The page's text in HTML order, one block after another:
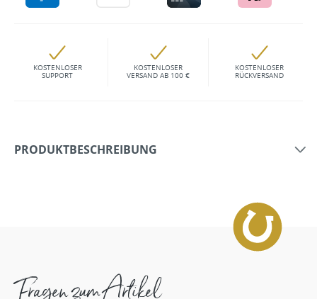
KOSTENLOSER
SUPPORT
KOSTENLOSER
VERSAND AB 100 €
KOSTENLOSER
RÜCKVERSAND
PRODUKTBESCHREIBUNG
Fragen zum Artikel